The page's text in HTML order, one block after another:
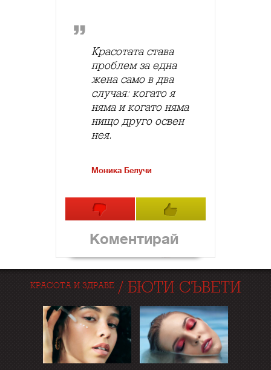
Красотата става
проблем за една
жена само в два
случая: когато я
няма и когато няма
нищо друго освен
нея.
Моника Белучи
Коментирай
КРАСОТА И ЗДРАВЕ/ БЮТИ СЪВЕТИ